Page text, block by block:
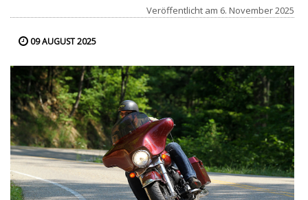
Veröffentlicht am 6. November 2025
09 AUGUST 2025